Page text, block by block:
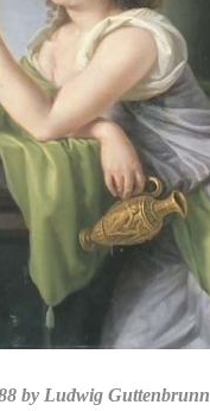
by Ludwig Guttenbrunn